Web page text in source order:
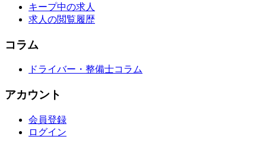
キープ中の求人
求人の閲覧履歴
コラム
ドライバー・整備士コラム
アカウント
会員登録
ログイン